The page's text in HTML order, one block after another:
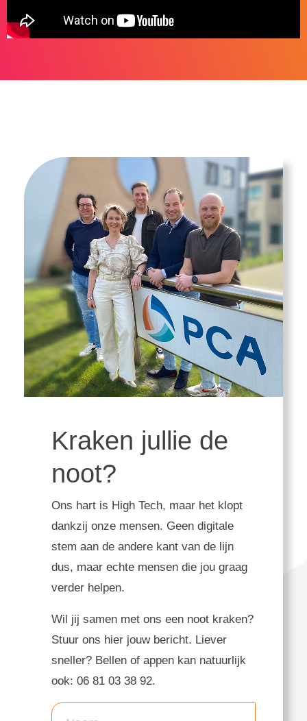
Kraken jullie de
noot?
Ons hart is High Tech, maar het klopt
dankzij onze mensen. Geen digitale
stem aan de andere kant van de lijn
dus, maar echte mensen die jou graag
verder helpen.
Wil jij samen met ons een noot kraken?
Stuur ons hier jouw bericht. Liever
sneller? Bellen of appen kan natuurlijk
ook: 06 81 03 38 92.